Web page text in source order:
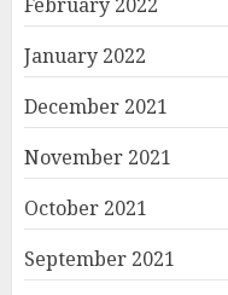
January 2022
December 2021
November 2021
October 2021
September 2021